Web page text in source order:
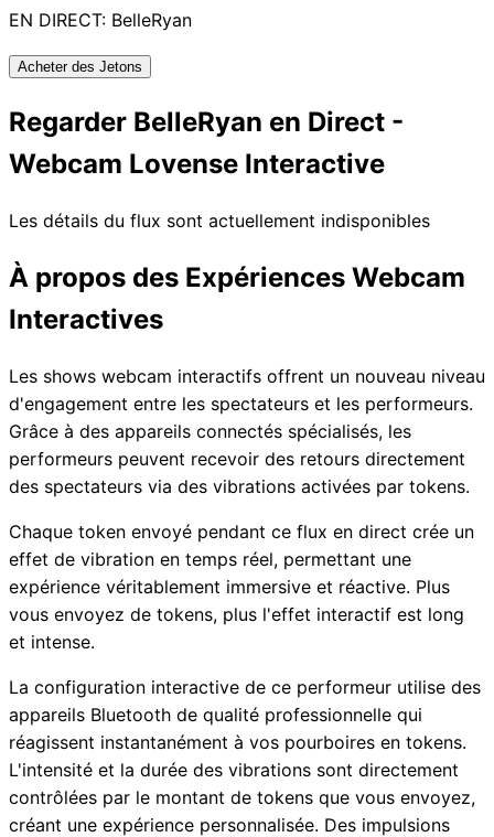
EN DIRECT: BelleRyan
Acheter des Jetons
Regarder BelleRyan en Direct -
Webcam Lovense Interactive
Les détails du flux sont actuellement indisponibles
À propos des Expériences Webcam
Interactives
Les shows webcam interactifs offrent un nouveau niveau
d'engagement entre les spectateurs et les performeurs.
Grâce à des appareils connectés spécialisés, les
performeurs peuvent recevoir des retours directement
des spectateurs via des vibrations activées par tokens.
Chaque token envoyé pendant ce flux en direct crée un
effet de vibration en temps réel, permettant une
expérience véritablement immersive et réactive. Plus
vous envoyez de tokens, plus l'effet interactif est long
et intense.
La configuration interactive de ce performeur utilise des
appareils Bluetooth de qualité professionnelle qui
réagissent instantanément à vos pourboires en tokens.
L'intensité et la durée des vibrations sont directement
contrôlées par le montant de tokens que vous envoyez,
créant une expérience personnalisée. Des impulsions